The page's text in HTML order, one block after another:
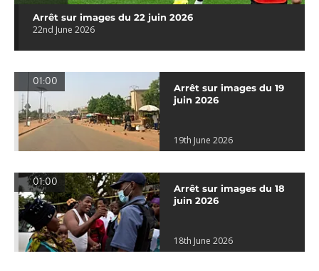
Arrêt sur images du 22 juin 2026
22nd June 2026
01:00
Arrêt sur images du 19
juin 2026
19th June 2026
01:00
Arrêt sur images du 18
juin 2026
18th June 2026